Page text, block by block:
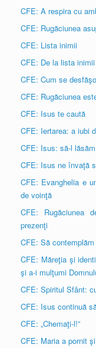
CFE: A respira cu
CFE: Rugăciunea
CFE: Lista inimii
CFE: De la lista
CFE: Cum se
CFE: Rugăciunea
CFE: Isus te caută
CFE: Iertarea: a iubi
CFE: Isus: să-l
CFE: Isus ne învaţă
CFE: Evanghelia e
de voinţă
CFE: Rugăciunea
prezenţi
CFE: Să
CFE: Măreţia şi
şi a-i mulţumi
CFE: Spiritul Sfânt:
CFE: Isus continuă
CFE: „Chemaţi-l!”
CFE: Maria a pornit